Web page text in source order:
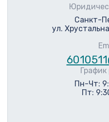
Санкт-
ул.
Пн-Чт:
Пт: